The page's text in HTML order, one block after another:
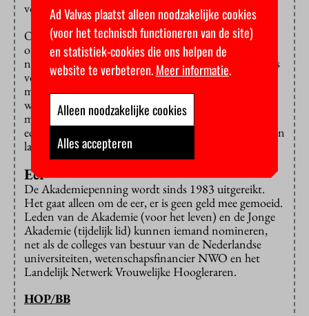
voor de penning.
Overigens zijn de ideeën van Van Dissel niet altijd
onomstreden, ook niet onder wetenschappers. Met
name zijn standpunt over mondkapjes, die hij nergens
voor nodig vond, kwam onder vuur te liggen. Ook
meenden critici dat het OMT te weinig
wetenschappelijke disciplines raadpleegde over de
maatregelen: je zou niet alleen virologen, maar ook
economen, gedragswetenschappers en anderen moeten
laten meedenken.
Eer
De Akademiepenning wordt sinds 1983 uitgereikt.
Het gaat alleen om de eer, er is geen geld mee gemoeid.
Leden van de Akademie (voor het leven) en de Jonge
Akademie (tijdelijk lid) kunnen iemand nomineren,
net als de colleges van bestuur van de Nederlandse
universiteiten, wetenschapsfinancier NWO en het
Landelijk Netwerk Vrouwelijke Hoogleraren.
HOP/BB
Ad Valvas plaatst alleen noodzakelijke cookies
(voor het technisch functioneren van de site)
en statistiek-cookies die ons helpen de
website te verbeteren.Meer informatie.
Alleen noodzakelijke cookies
Alles accepteren